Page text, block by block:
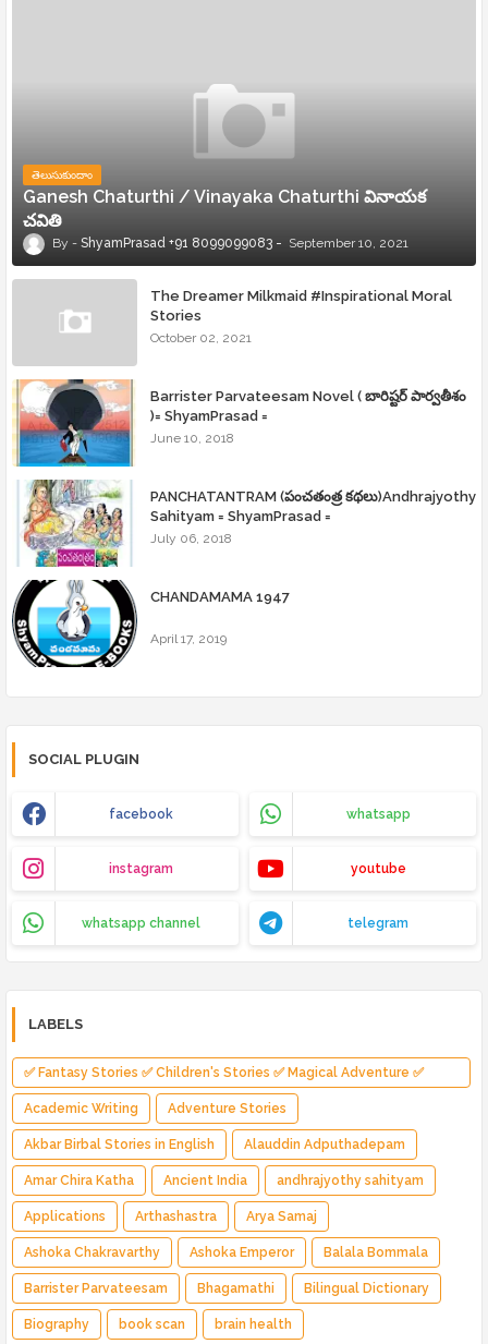
తెలుసుకుందాం
Ganesh Chaturthi / Vinayaka Chaturthi వినాయక
చవితి
ShyamPrasad +91 8099099083 September 10, 2021
The Dreamer Milkmaid #Inspirational Moral
Stories
October 02, 2021
Barrister Parvateesam Novel ( బారిష్టర్ పార్వతీశం
)= ShyamPrasad =
June 10, 2018
PANCHATANTRAM (పంచతంత్ర కథలు)Andhrajyothy
Sahityam = ShyamPrasad =
July 06, 2018
CHANDAMAMA 1947
April 17, 2019
SOCIAL PLUGIN
facebook whatsapp
instagram youtube
whatsapp channel telegram
LABELS
✅ Fantasy Stories ✅ Children's Stories ✅ Magical Adventure ✅
Indian Fantasy ✅ Enchanted Kingdom ✅ Heroic Quest ✅ Fairy Tale
Academic Writing Adventure Stories
Akbar Birbal Stories in English Alauddin Adputhadepam
Amar Chira Katha Ancient India andhrajyothy sahityam
Applications Arthashastra Arya Samaj
Ashoka Chakravarthy Ashoka Emperor Balala Bommala
Barrister Parvateesam Bhagamathi Bilingual Dictionary
Biography book scan brain health